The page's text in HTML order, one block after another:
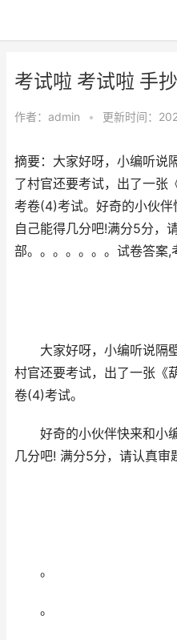
考试啦 考试啦 手
作者： admin • 更新时间：
摘要：大家好呀，小编听说
了村官还要考试，出了一张
考卷(4)考试。好奇的小伙
自己能得几分吧!满分5分，
部。。。。。。。试卷答案,
大家好呀，小编听说隔壁
村官还要考试，出了一张《
卷(4)考试。
好奇的小伙伴快来和小
几分吧! 满分5分，请认真审
。
。